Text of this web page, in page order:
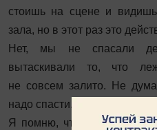
стоишь на сцене и
зала, но в этот раз это
Нет, мы не спасали
вытаскивали то, что
не совсем залито. Не
надо спасти, в тот момент
Я помню, что буквально